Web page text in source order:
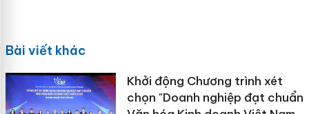
Bài viết khác
Khởi động Chương trình xét
chọn "Doanh nghiệp đạt chuẩn